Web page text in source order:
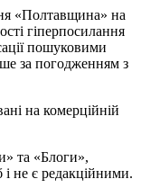
«Полтавщина» на
гіперпосилання
пошуковими
за погодженням з
на комерційній
та «Блоги»,
і не є редакційними.